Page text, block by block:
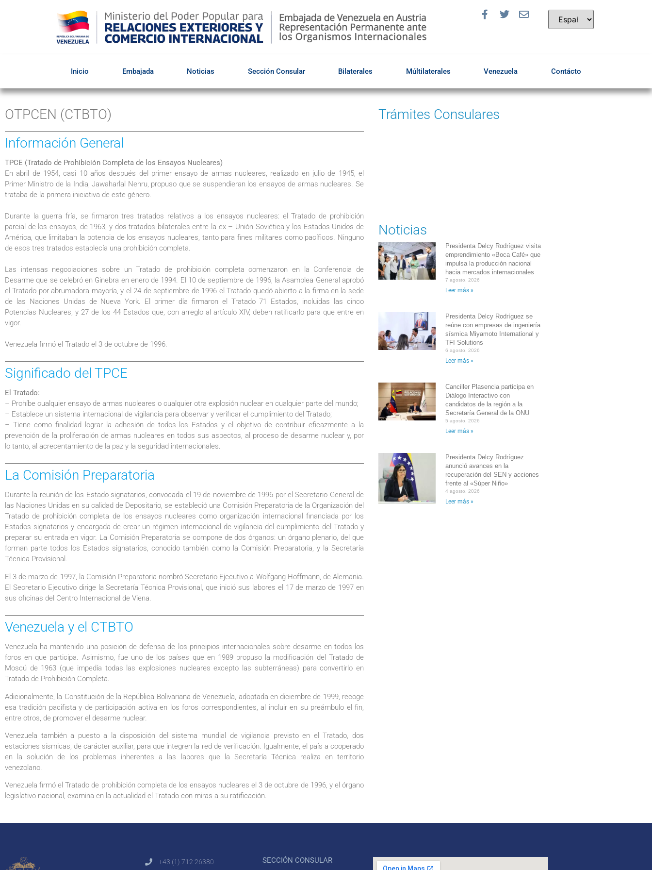
Inicio Embajada Noticias Sección Consular Bilaterales Múltilaterales Venezuela Contácto
OTPCEN (CTBTO)
Información General
TPCE (Tratado de Prohibición Completa de los Ensayos Nucleares)
En abril de 1954, casi 10 años después del primer ensayo de armas nucleares, realizado en julio de 1945, el
Primer Ministro de la India, Jawaharlal Nehru, propuso que se suspendieran los ensayos de armas nucleares. Se
trataba de la primera iniciativa de este género.
Durante la guerra fría, se firmaron tres tratados relativos a los ensayos nucleares: el Tratado de prohibición
parcial de los ensayos, de 1963, y dos tratados bilaterales entre la ex – Unión Soviética y los Estados Unidos de
América, que limitaban la potencia de los ensayos nucleares, tanto para fines militares como pacíficos. Ninguno
de esos tres tratados establecía una prohibición completa.
Las intensas negociaciones sobre un Tratado de prohibición completa comenzaron en la Conferencia de
Desarme que se celebró en Ginebra en enero de 1994. El 10 de septiembre de 1996, la Asamblea General aprobó
el Tratado por abrumadora mayoría, y el 24 de septiembre de 1996 el Tratado quedó abierto a la firma en la sede
de las Naciones Unidas de Nueva York. El primer día firmaron el Tratado 71 Estados, incluidas las cinco
Potencias Nucleares, y 27 de los 44 Estados que, con arreglo al artículo XIV, deben ratificarlo para que entre en
vigor.
Venezuela firmó el Tratado el 3 de octubre de 1996.
Significado del TPCE
El Tratado:
– Prohíbe cualquier ensayo de armas nucleares o cualquier otra explosión nuclear en cualquier parte del mundo;
– Establece un sistema internacional de vigilancia para observar y verificar el cumplimiento del Tratado;
– Tiene como finalidad lograr la adhesión de todos los Estados y el objetivo de contribuir eficazmente a la
prevención de la proliferación de armas nucleares en todos sus aspectos, al proceso de desarme nuclear y, por
lo tanto, al acrecentamiento de la paz y la seguridad internacionales.
La Comisión Preparatoria
Durante la reunión de los Estado signatarios, convocada el 19 de noviembre de 1996 por el Secretario General de
las Naciones Unidas en su calidad de Depositario, se estableció una Comisión Preparatoria de la Organización del
Tratado de prohibición completa de los ensayos nucleares como organización internacional financiada por los
Estados signatarios y encargada de crear un régimen internacional de vigilancia del cumplimiento del Tratado y
preparar su entrada en vigor. La Comisión Preparatoria se compone de dos órganos: un órgano plenario, del que
forman parte todos los Estados signatarios, conocido también como la Comisión Preparatoria, y la Secretaría
Técnica Provisional.
El 3 de marzo de 1997, la Comisión Preparatoria nombró Secretario Ejecutivo a Wolfgang Hoffmann, de Alemania.
El Secretario Ejecutivo dirige la Secretaría Técnica Provisional, que inició sus labores el 17 de marzo de 1997 en
sus oficinas del Centro Internacional de Viena.
Venezuela y el CTBTO
Venezuela ha mantenido una posición de defensa de los principios internacionales sobre desarme en todos los
foros en que participa. Asimismo, fue uno de los países que en 1989 propuso la modificación del Tratado de
Moscú de 1963 (que impedía todas las explosiones nucleares excepto las subterráneas) para convertirlo en
Tratado de Prohibición Completa.
Adicionalmente, la Constitución de la República Bolivariana de Venezuela, adoptada en diciembre de 1999, recoge
esa tradición pacifista y de participación activa en los foros correspondientes, al incluir en su preámbulo el fin,
entre otros, de promover el desarme nuclear.
Venezuela también a puesto a la disposición del sistema mundial de vigilancia previsto en el Tratado, dos
estaciones sísmicas, de carácter auxiliar, para que integren la red de verificación. Igualmente, el país a cooperado
en la solución de los problemas inherentes a las labores que la Secretaría Técnica realiza en territorio
venezolano.
Venezuela firmó el Tratado de prohibición completa de los ensayos nucleares el 3 de octubre de 1996, y el órgano
legislativo nacional, examina en la actualidad el Tratado con miras a su ratificación.
Trámites Consulares
Noticias
Presidenta Delcy Rodríguez visita
emprendimiento «Boca Café» que
impulsa la producción nacional
hacia mercados internacionales
7 agosto, 2026
Leer más »
Presidenta Delcy Rodríguez se
reúne con empresas de ingeniería
sísmica Miyamoto International y
TFI Solutions
6 agosto, 2026
Leer más »
Canciller Plasencia participa en
Diálogo Interactivo con
candidatos de la región a la
Secretaría General de la ONU
5 agosto, 2026
Leer más »
Presidenta Delcy Rodríguez
anunció avances en la
recuperación del SEN y acciones
frente al «Súper Niño»
4 agosto, 2026
Leer más »
+43 (1) 712 26380 SECCIÓN CONSULAR